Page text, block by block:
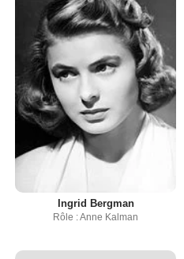
Ingrid Bergman
Rôle : Anne Kalman